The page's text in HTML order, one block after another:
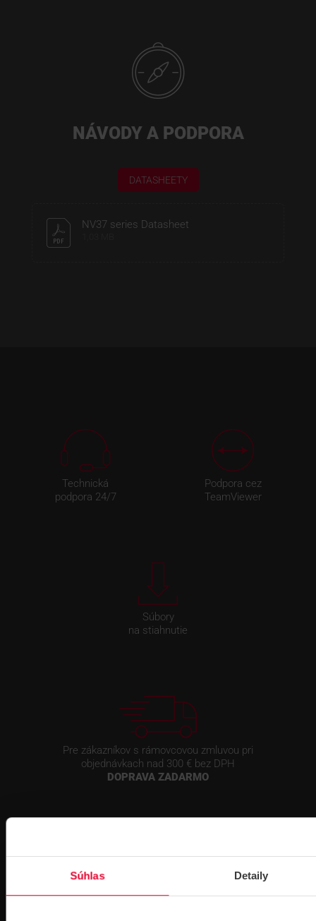
Súhlas Detaily
NÁVODY A PODPORA
DATASHEETY
NV37 series Datasheet
Technická
podpora 24/7
Podpora cez
TeamViewer
Súbory
na stiahnutie
Pre zákazníkov s rámovcovou zmluvou pri
objednávkach nad 300 € bez DPH
DOPRAVA ZADARMO
Prihlásenie